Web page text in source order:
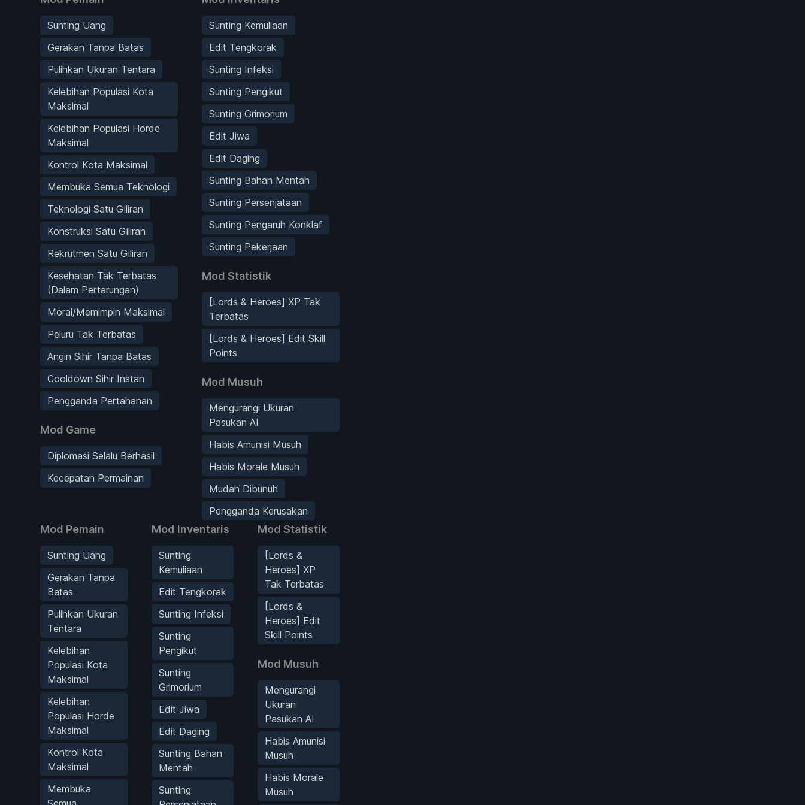
Sunting Uang
Gerakan Tanpa Batas
Pulihkan Ukuran Tentara
Kelebihan Populasi Kota
Maksimal
Kelebihan Populasi Horde
Maksimal
Kontrol Kota Maksimal
Membuka Semua Teknologi
Teknologi Satu Giliran
Konstruksi Satu Giliran
Rekrutmen Satu Giliran
Kesehatan Tak Terbatas
(Dalam Pertarungan)
Moral/Memimpin Maksimal
Peluru Tak Terbatas
Angin Sihir Tanpa Batas
Cooldown Sihir Instan
Pengganda Pertahanan
Mod Game
Diplomasi Selalu Berhasil
Kecepatan Permainan
Sunting Kemuliaan
Edit Tengkorak
Sunting Infeksi
Sunting Pengikut
Sunting Grimorium
Edit Jiwa
Edit Daging
Sunting Bahan Mentah
Sunting Persenjataan
Sunting Pengaruh Konklaf
Sunting Pekerjaan
Mod Statistik
[Lords & Heroes] XP Tak
Terbatas
[Lords & Heroes] Edit Skill
Points
Mod Musuh
Mengurangi Ukuran
Pasukan AI
Habis Amunisi Musuh
Habis Morale Musuh
Mudah Dibunuh
Pengganda Kerusakan
Mod Pemain
Sunting Uang
Gerakan Tanpa
Batas
Pulihkan Ukuran
Tentara
Kelebihan
Populasi Kota
Maksimal
Kelebihan
Populasi Horde
Maksimal
Kontrol Kota
Maksimal
Membuka
Mod Inventaris
Sunting
Kemuliaan
Edit Tengkorak
Sunting Infeksi
Sunting
Pengikut
Sunting
Grimorium
Edit Jiwa
Edit Daging
Sunting Bahan
Mentah
Sunting
Mod Statistik
[Lords &
Heroes] XP
Tak Terbatas
[Lords &
Heroes] Edit
Skill Points
Mod Musuh
Mengurangi
Ukuran
Pasukan AI
Habis Amunisi
Musuh
Habis Morale
Musuh